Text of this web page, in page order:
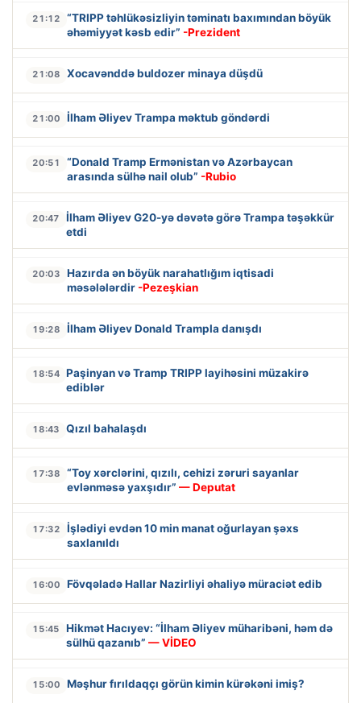
21:12
“TRIPP təhlükəsizliyin təminatı baxımından böyük
əhəmiyyət kəsb edir” -Prezident
21:08 Xocavənddə buldozer minaya düşdü
21:00 İlham Əliyev Trampa məktub göndərdi
20:51
“Donald Tramp Ermənistan və Azərbaycan
arasında sülhə nail olub” -Rubio
20:47
İlham Əliyev G20-yə dəvətə görə Trampa təşəkkür
etdi
20:03
Hazırda ən böyük narahatlığım iqtisadi
məsələlərdir -Pezeşkian
19:28 İlham Əliyev Donald Trampla danışdı
18:54 Paşinyan və Tramp TRIPP layihəsini müzakirə
ediblər
18:43 Qızıl bahalaşdı
17:38
“Toy xərclərini, qızılı, cehizi zəruri sayanlar
evlənməsə yaxşıdır” — Deputat
17:32
İşlədiyi evdən 10 min manat oğurlayan şəxs
saxlanıldı
16:00 Fövqəladə Hallar Nazirliyi əhaliyə müraciət edib
15:45
Hikmət Hacıyev: “İlham Əliyev müharibəni, həm də
sülhü qazanıb” — VİDEO
15:00 Məşhur fırıldaqçı görün kimin kürəkəni imiş?